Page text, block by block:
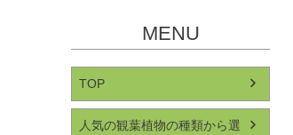
MENU
TOP
人気の観葉植物の種類から選